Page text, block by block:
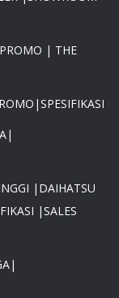
2025
×
| THE
|DAIHATSU
|SALES